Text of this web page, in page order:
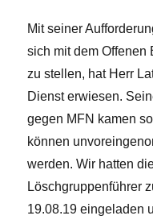
Mit seiner
sich mit dem Offenen
zu stellen, hat Herr
Dienst erwiesen.
gegen MFN kamen
können
werden. Wir hatten
Löschgruppenführer
19.08.19 eingeladen